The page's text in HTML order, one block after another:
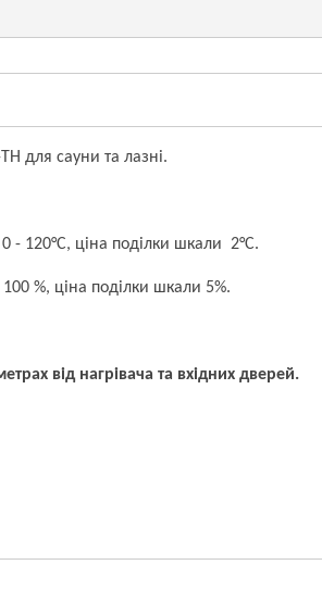
для сауни та лазні.
- 120°С, ціна поділки шкали 2°С.
%, ціна поділки шкали 5%.
від нагрівача та вхідних дверей.